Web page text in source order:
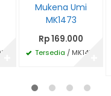
Mukena Umi
MK1473
Rp 169.000
Tersedia / MK1473